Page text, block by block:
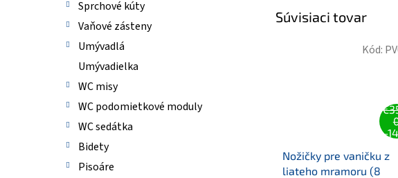
Sprchové kúty
Vaňové zásteny
Umývadlá
Umývadielka
WC misy
WC podomietkové moduly
WC sedátka
Bidety
Pisoáre
Súvisiaci tovar
Nožičky pre vaničku z
liateho mramoru (8
Kód: